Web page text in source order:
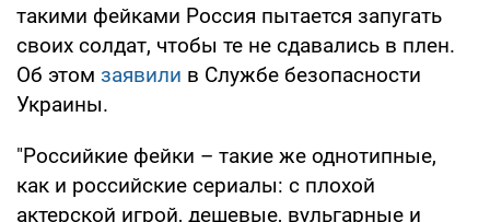
такими фейками Россия пытается запугать
своих солдат, чтобы те не сдавались в плен.
Об этом заявили в Службе безопасности
Украины.
"Российкие фейки – такие же однотипные,
как и российские сериалы: с плохой
актерской игрой, дешевые, вульгарные и